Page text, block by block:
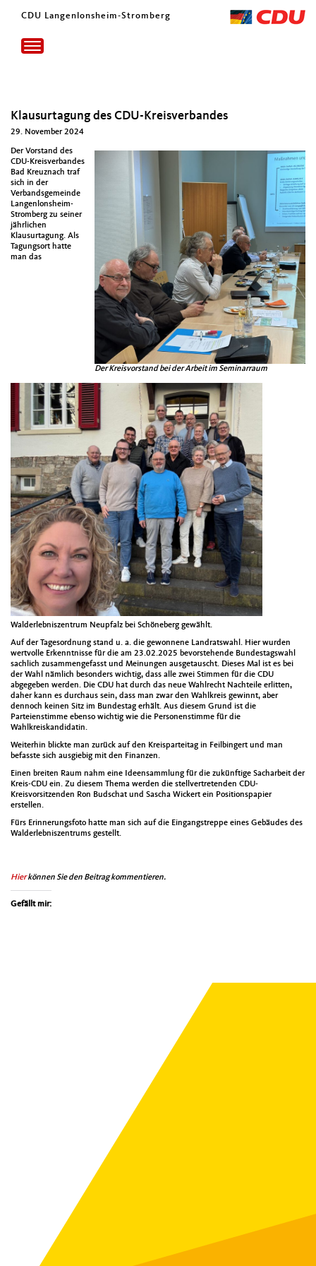
CDU Langenlonsheim-Stromberg
Toggle
navigation
Klausurtagung des CDU-Kreisverbandes
29. November 2024
Der Kreisvor­stand bei der Arbeit im Sem­i­nar­raum
Der Vor­stand des
CDU-Kreisver­ban­des
Bad Kreuz­nach traf
sich in der
Ver­bands­ge­meinde
Lan­gen­lon­sheim-
Stromberg zu sein­er
jährlichen
Klausurta­gung. Als
Tagung­sort hat­te
man das
Walder­leb­niszen­trum Neup­falz bei Schöneberg gewählt.
Auf der Tage­sor­d­nung stand u. a. die gewonnene Lan­dratswahl. Hier wur­den
wertvolle Erken­nt­nisse für die am 23.02.2025 bevorste­hende Bun­destagswahl
sach­lich zusam­menge­fasst und Mei­n­un­gen aus­ge­tauscht. Dieses Mal ist es bei
der Wahl näm­lich beson­ders wichtig, dass alle zwei Stim­men für die CDU
abgegeben wer­den. Die CDU hat durch das neue Wahlrecht Nachteile erlit­ten,
daher kann es dur­chaus sein, dass man zwar den Wahlkreis gewin­nt, aber
den­noch keinen Sitz im Bun­destag erhält. Aus diesem Grund ist die
Parteien­stimme eben­so wichtig wie die Per­so­n­en­stimme für die
Wahlkreiskan­di­datin.
Weit­er­hin blick­te man zurück auf den Kreis­parteitag in Feil­bingert und man
befasste sich aus­giebig mit den Finanzen.
Einen bre­it­en Raum nahm eine Ideen­samm­lung für die zukün­ftige Sachar­beit der
Kreis-CDU ein. Zu diesem The­ma wer­den die stel­lvertre­tenden CDU-
Kreisvor­sitzen­den Ron Bud­schat und Sascha Wick­ert ein Posi­tion­spa­pi­er
erstellen.
Fürs Erin­nerungs­fo­to hat­te man sich auf die Ein­gangstreppe eines Gebäudes des
Walder­leb­niszen­trums gestellt.
Hierkön­nen Sie den Beitrag kom­men­tieren.
Gefällt mir: